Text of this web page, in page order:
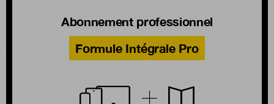
Abonnement professionnel
Formule Intégrale Pro